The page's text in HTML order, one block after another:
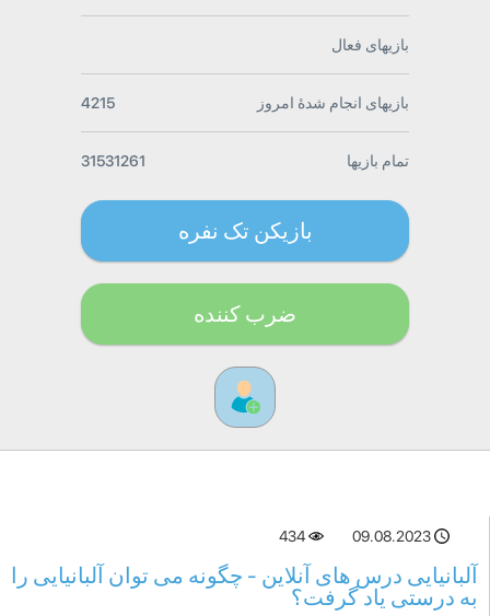
بازیهای فعال
بازیهای انجام شدۀ امروز 4215
تمام بازیها 31531261
بازیکن تک نفره
ضرب کننده
09.08.2023
434
آلبانیایی درس های آنلاین - چگونه می توان آلبانیایی را
به درستی یاد گرفت؟